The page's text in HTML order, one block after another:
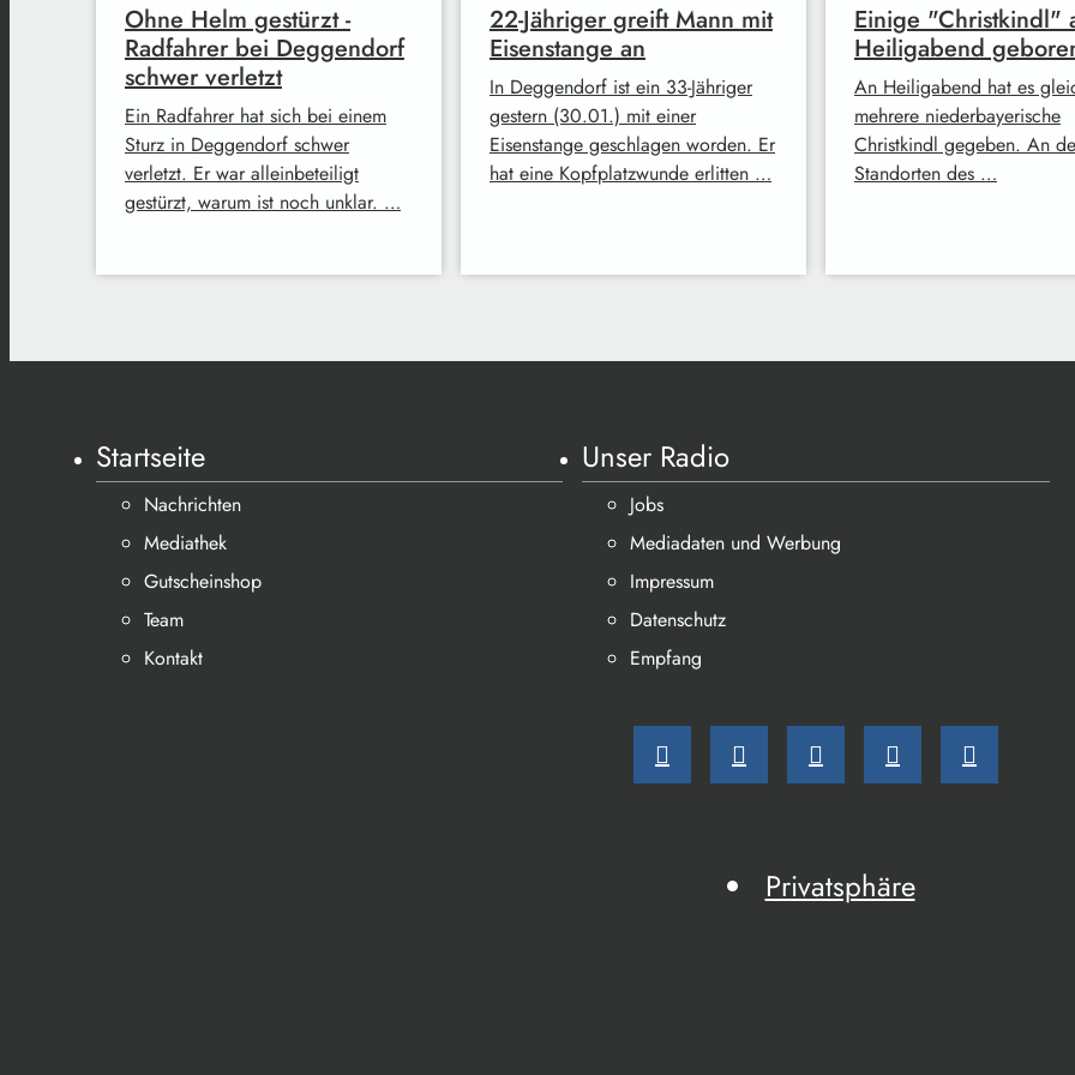
Ohne Helm gestürzt -
Radfahrer bei Deggendorf
schwer verletzt
Ein Radfahrer hat sich bei einem
Sturz in Deggendorf schwer
verletzt. Er war alleinbeteiligt
gestürzt, warum ist noch unklar. …
22-Jähriger greift Mann mit
Eisenstange an
In Deggendorf ist ein 33-Jähriger
gestern (30.01.) mit einer
Eisenstange geschlagen worden. Er
hat eine Kopfplatzwunde erlitten …
Einige "Christkindl"
Heiligabend
An Heiligabend hat es
mehrere niederbayerische
Christkindl gegeben. An
Standorten des …
Startseite
Nachrichten
Mediathek
Gutscheinshop
Team
Kontakt
Unser Radio
Jobs
Mediadaten und Werbung
Impressum
Datenschutz
Empfang
Privatsphäre